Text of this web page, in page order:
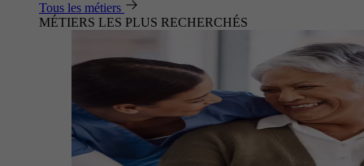
Tous les métiers
MÉTIERS LES PLUS RECHERCHÉS